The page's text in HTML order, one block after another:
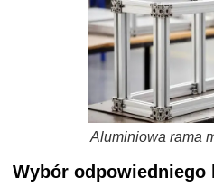
Aluminiowa rama
Wybór odpowiedniego